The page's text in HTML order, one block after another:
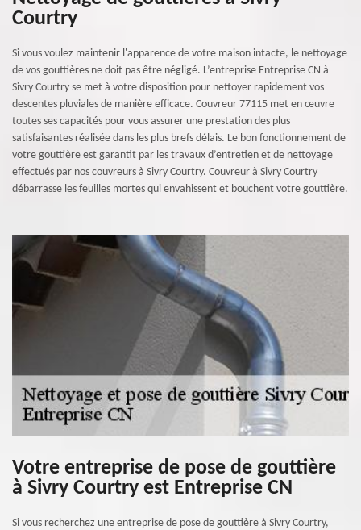
Courtry
Si vous voulez maintenir l'apparence de votre maison intacte, le nettoyage
de vos gouttières ne doit pas être négligé. L’entreprise Entreprise CN à
Sivry Courtry se met à votre disposition pour nettoyer rapidement vos
descentes pluviales de manière efficace. Couvreur 77115 met en œuvre
toutes ses capacités pour vous assurer une prestation des plus
satisfaisantes réalisée dans les plus brefs délais. Le bon fonctionnement de
votre gouttière est garantit par les travaux d’entretien et de nettoyage
effectués par nos couvreurs à Sivry Courtry. Couvreur à Sivry Courtry
débarrasse les feuilles mortes qui envahissent et bouchent votre gouttière.
Votre entreprise de pose de gouttière
à Sivry Courtry est Entreprise CN
Si vous recherchez une entreprise de pose de gouttière à Sivry Courtry,